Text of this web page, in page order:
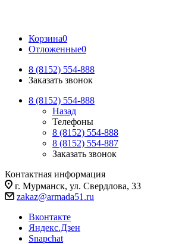
Корзина0
Отложенные0
8 (8152) 554-888
Заказать звонок
8 (8152) 554-888
Назад
Телефоны
8 (8152) 554-888
8 (8152) 554-887
Заказать звонок
Контактная информация
г. Мурманск, ул. Свердлова, 33
zakaz@armada51.ru
Вконтакте
Яндекс.Дзен
Snapchat